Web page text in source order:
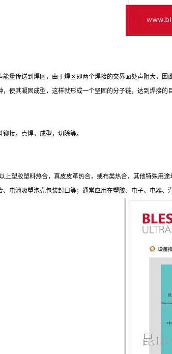
传送到焊区，由于焊区即两个焊接的交界面处声阻大，因
使其凝固成型，这样就形成一个坚固的分子链，达到焊接的
接，点焊，成型，切除等。
塑胶塑料热合，真皮皮革热合，或布类热合，其他特殊用
电池吸塑泡壳包装封口等；通常应用在塑胶、电子、电器、